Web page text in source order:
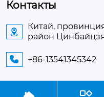
Контакты

Китай,
район
 +86-13541345342